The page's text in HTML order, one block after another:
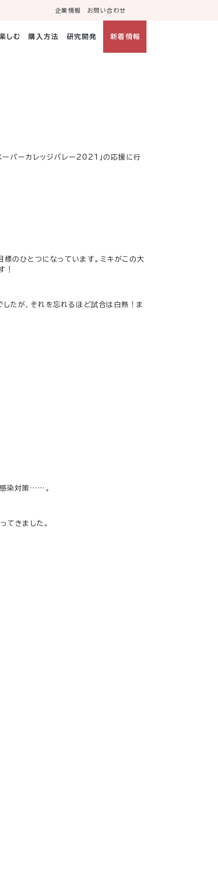
企業情報 お問い合わせ
しむ 購入方法 研究開発 新着情報
ーパーカレッジバレー2021」の応援に行
のひとつになっています。ミキがこの大
！
たが、それを忘れるほど試合は白熱！ま
感染対策……。
てきました。